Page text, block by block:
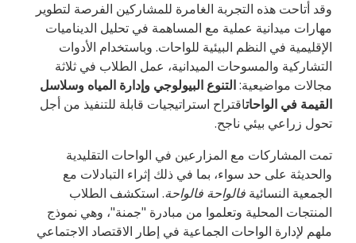
وقد أتاحت هذه التجربة الغامرة للمشاركين الفرصة لتطوير
مهارات ميدانية عملية مع المساهمة في تحليل الديناميات
الإقليمية في النظم البيئية للواحات. وباستخدام الأدوات
التشاركية والمسوحات الميدانية، عمل الطلاب في ثلاثة
مجالات مواضيعية:التنوع البيولوجي وإدارة المياه وسلاسل
القيمة في الواحاتاقتراح استراتيجيات قابلة للتنفيذ من أجل
تحول زراعي بيئي ناجح.
تمت المشاركات مع المزارعين في الواحات التقليدية
والحديثة على حد سواء، بما في ذلك إثراء التبادلات مع
الجمعية النسائية فالواحة فالواحة. استكشف الطلاب
المنتجات المحلية وتعلموا من مبادرة "جمنة"، وهي نموذج
ملهم لإدارة الواحات الجماعية في إطار الاقتصاد الاجتماعي